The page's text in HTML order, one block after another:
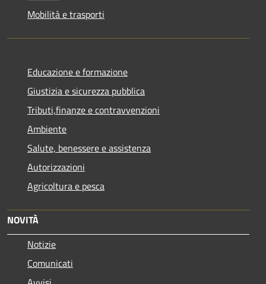
Mobilità e trasporti
Educazione e formazione
Giustizia e sicurezza pubblica
Tributi,finanze e contravvenzioni
Ambiente
Salute, benessere e assistenza
Autorizzazioni
Agricoltura e pesca
NOVITÀ
Notizie
Comunicati